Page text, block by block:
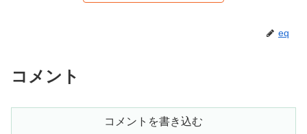
eq
コメント
コメントを書き込む